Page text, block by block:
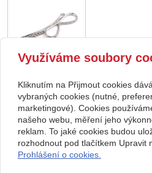
zpět
Kontakt
Svatební studio Forever
Nekonečná 1024, 123 00
Praha
Využíváme soubory
Kliknutím na Přijmout cookies
vybraných cookies (nutné,
marketingové). Cookies
našeho webu, měření jeho
reklam. To jaké cookies budou
rozhodnout pod tlačítkem Upravit
Prohlášení o cookies.